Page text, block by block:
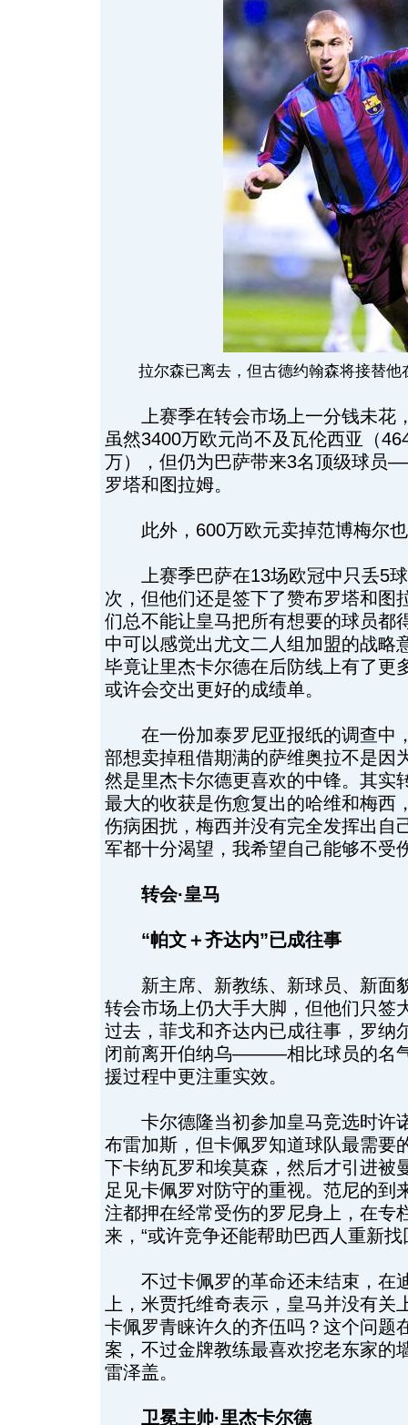
拉尔森已离去，但古德约翰森将接替
上赛季在转会市场上一分钱未花
虽然3400万欧元尚不及瓦伦西亚（
万），但仍为巴萨带来3名顶级球
罗塔和图拉姆。
此外，600万欧元卖掉范博梅尔也
上赛季巴萨在13场欧冠中只丢5球
次，但他们还是签下了赞布罗塔和图
们总不能让皇马把所有想要的球员都
中可以感觉出尤文二人组加盟的战略
毕竟让里杰卡尔德在后防线上有了更
或许会交出更好的成绩单。
在一份加泰罗尼亚报纸的调查中
部想卖掉租借期满的萨维奥拉不是因
然是里杰卡尔德更喜欢的中锋。其实
最大的收获是伤愈复出的哈维和梅西
伤病困扰，梅西并没有完全发挥出自
军都十分渴望，我希望自己能够不受
转会·皇马
“帕文＋齐达内”已成往事
新主席、新教练、新球员、新面
转会市场上仍大手大脚，但他们只签
过去，菲戈和齐达内已成往事，罗纳
闭前离开伯纳乌———相比球员的名
援过程中更注重实效。
卡尔德隆当初参加皇马竞选时许
布雷加斯，但卡佩罗知道球队最需要
下卡纳瓦罗和埃莫森，然后才引进被
足见卡佩罗对防守的重视。范尼的到
注都押在经常受伤的罗尼身上，在专
来，“或许竞争还能帮助巴西人重新
不过卡佩罗的革命还未结束，在
上，米贾托维奇表示，皇马并没有关
卡佩罗青睐许久的齐伍吗？这个问题
案，不过金牌教练最喜欢挖老东家的
雷泽盖。
卫冕主帅·里杰卡尔德